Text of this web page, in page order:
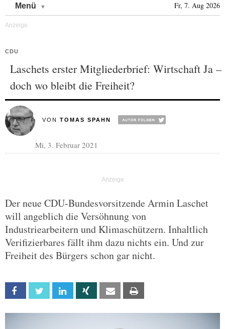
Menü Fr, 7. Aug 2026
CDU
Laschets erster Mitgliederbrief: Wirtschaft Ja –
doch wo bleibt die Freiheit?
VON TOMAS SPAHN
Mi, 3. Februar 2021
Der neue CDU-Bundesvorsitzende Armin Laschet
will angeblich die Versöhnung von
Industriearbeitern und Klimaschützern. Inhaltlich
Verifizierbares fällt ihm dazu nichts ein. Und zur
Freiheit des Bürgers schon gar nicht.
Facebook Twitter Linkedin Xing Email